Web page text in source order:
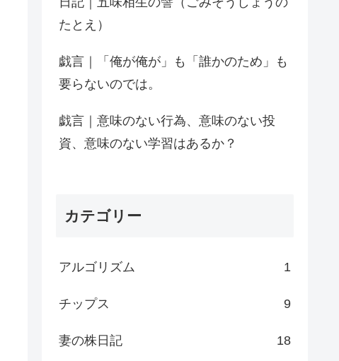
たとえ）
戯言｜「俺が俺が」も「誰かのため」も
要らないのでは。
戯言｜意味のない行為、意味のない投
資、意味のない学習はあるか？
カテゴリー
アルゴリズム 1
チップス 9
妻の株日記 18